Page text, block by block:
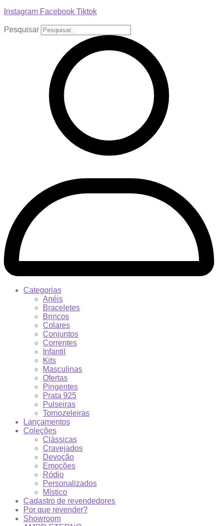
Instagram Facebook Tiktok
Pesquisar
Categorias
Anéis
Braceletes
Brincos
Colares
Conjuntos
Correntes
Infantil
Kits
Masculinas
Ofertas
Pingentes
Prata 925
Pulseiras
Tornozeleiras
Lançamentos
Coleções
Clássicas
Cravejados
Devoção
Emoções
Ródio
Personalizados
Místico
Cadastro de revendedores
Por que revender?
Showroom